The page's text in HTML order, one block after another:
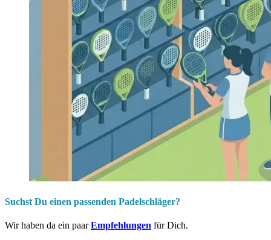
Suchst Du einen passenden Padelschläger?
Wir haben da ein paarEmpfehlungen für Dich.